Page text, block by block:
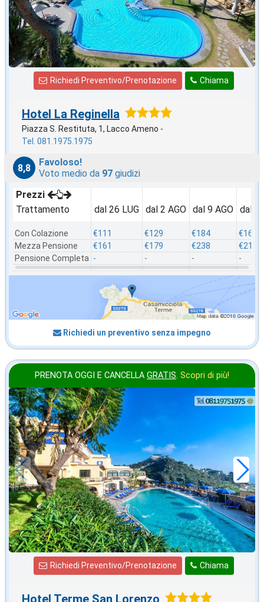
Chiama
Richiedi Preventivo/Prenotazione
Hotel La Reginella
Piazza S. Restituta, 1, Lacco Ameno -
Tel. 081.1975.1975
8,8
Favoloso!
Voto medio da 97 giudizi
Prezzi
Trattamento
Con Colazione
Mezza Pensione
Pensione Completa
dal 26 LUG
€111
€161
-
dal 2 AGO
€129
€179
-
dal 9 AGO
€184
€238
-
dal
€162
€212
-
Richiedi un preventivo senza impegno
PRENOTA OGGI E CANCELLA GRATIS. Scopri di più!
agosto
in offerta da
€118,43
a notte
Chiama
Richiedi Preventivo/Prenotazione
Hotel Terme San Lorenzo